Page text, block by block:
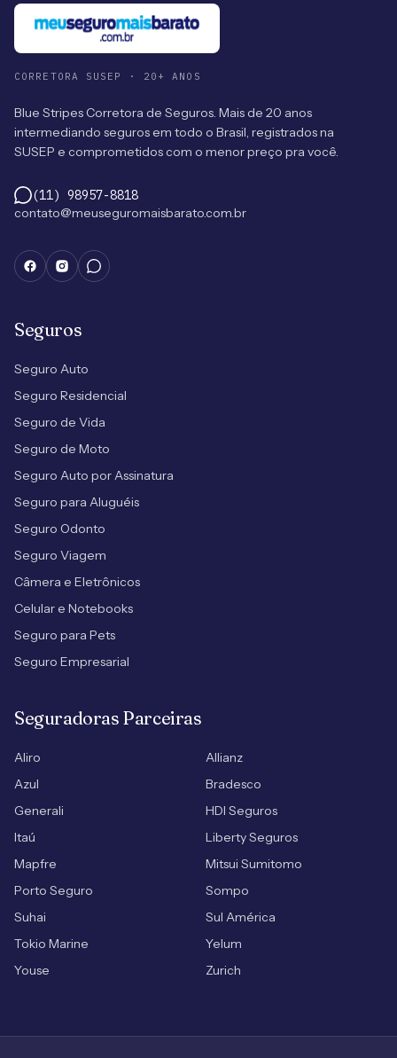
CORRETORA SUSEP · 20+ ANOS
Blue Stripes Corretora de Seguros. Mais de 20 anos
intermediando seguros em todo o Brasil, registrados na
SUSEP e comprometidos com o menor preço pra você.
(11) 98957-8818
contato@meuseguromaisbarato.com.br
Seguros
Seguro Auto
Seguro Residencial
Seguro de Vida
Seguro de Moto
Seguro Auto por Assinatura
Seguro para Aluguéis
Seguro Odonto
Seguro Viagem
Câmera e Eletrônicos
Celular e Notebooks
Seguro para Pets
Seguro Empresarial
Seguradoras Parceiras
Aliro
Allianz
Azul
Bradesco
Generali
HDI Seguros
Itaú
Liberty Seguros
Mapfre
Mitsui Sumitomo
Porto Seguro
Sompo
Suhai
Sul América
Tokio Marine
Yelum
Youse
Zurich